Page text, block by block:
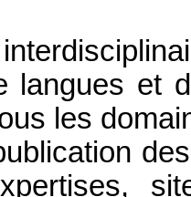
langues et
les